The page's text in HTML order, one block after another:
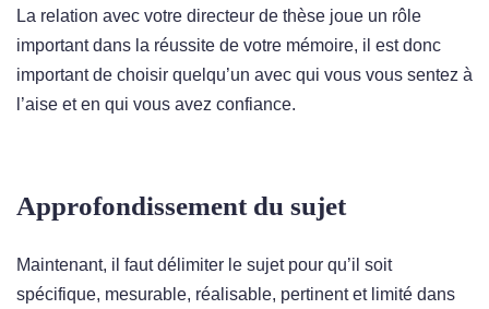
La relation avec votre directeur de thèse joue un rôle
important dans la réussite de votre mémoire, il est donc
important de choisir quelqu’un avec qui vous vous sentez à
l’aise et en qui vous avez confiance.
Approfondissement du sujet
Maintenant, il faut délimiter le sujet pour qu’il soit
spécifique, mesurable, réalisable, pertinent et limité dans